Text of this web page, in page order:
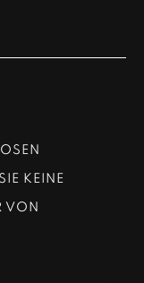
KEINE
VON